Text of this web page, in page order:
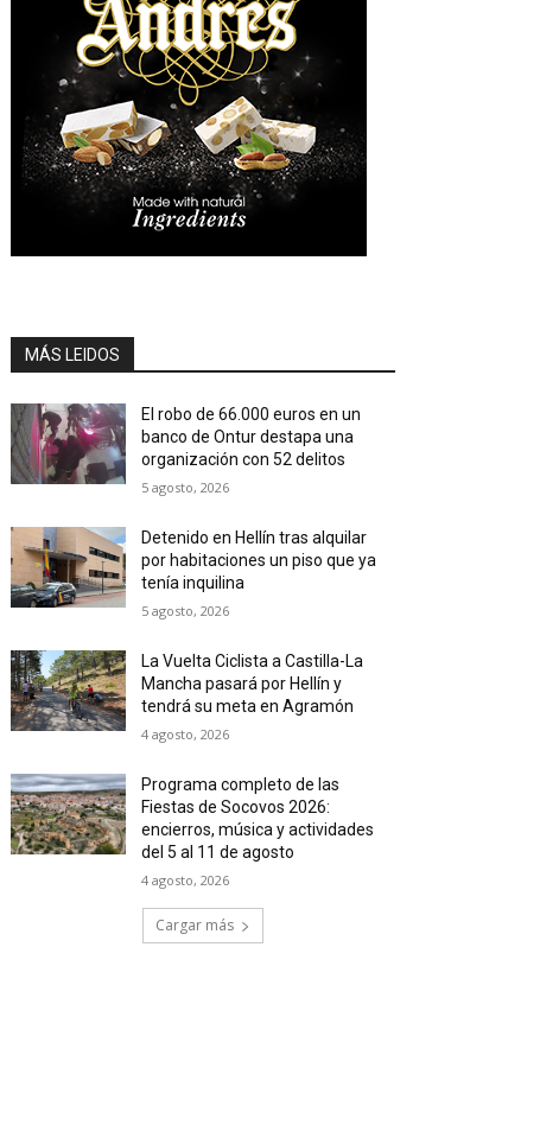
MÁS LEIDOS
El robo de 66.000 euros en un
banco de Ontur destapa una
organización con 52 delitos
5 agosto, 2026
Detenido en Hellín tras alquilar
por habitaciones un piso que ya
tenía inquilina
5 agosto, 2026
La Vuelta Ciclista a Castilla-La
Mancha pasará por Hellín y
tendrá su meta en Agramón
4 agosto, 2026
Programa completo de las
Fiestas de Socovos 2026:
encierros, música y actividades
del 5 al 11 de agosto
4 agosto, 2026
Cargar más